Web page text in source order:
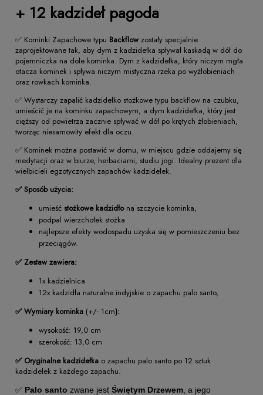
+ 12 kadzideł pagoda
✅ Kominki Zapachowe typu Backflow zostały specjalnie
zaprojektowane tak, aby dym z kadzidełka spływał kaskadą w dół do
pojemniczka na dole kominka. Dym z kadzidełka, który niczym mgła
otacza kominek i spływa niczym mistyczna rzeka po wyżłobieniach
oraz rowkach kominka.
✅ Wystarczy zapalić kadzidełko stożkowe typu backflow na czubku,
umieścić je na kominku zapachowym, a dym kadzidełka, który jest
cięższy od powietrza zacznie spływać w dół po krętych żłobieniach,
tworząc niesamowity efekt dla oczu.
✅ Kominek można postawić w domu, w miejscu gdzie oddajemy się
medytacji oraz w biurze, herbaciarni, studiu jogi. Idealny prezent dla
wielbicieli egzotycznych zapachów kadzidełek.
✅ Sposób użycia:
umieść stożkowe kadzidło na szczycie kominka,
podpal wierzchołek stożka
najlepsze efekty wodospadu uzyska się w pomieszczeniu bez
przeciągów.
✅ Zestaw zawiera:
1x kadzielnica
12x kadzidła naturalne indyjskie o zapachu palo santo,
✅ Wymiary kominka (+/- 1cm):
wysokość: 19,0 cm
szerokość: 13,0 cm
✅ Oryginalne kadzidełka o zapachu palo santo po 12 sztuk
kadzidełek z każdego zapachu.
✅ Palo santo zwane jest Świętym Drzewem , a jego